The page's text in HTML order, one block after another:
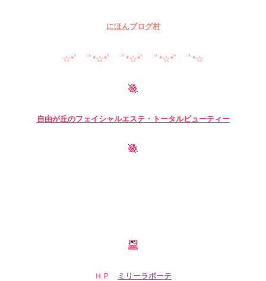
にほんブログ村
☆*ﾟ ゜ﾟ*☆*ﾟ ゜ﾟ*☆*ﾟ ゜ﾟ*☆*ﾟ ゜ﾟ*☆
自由が丘のフェイシャルエステ・トータルビューティー
ＨＰ ミリーラボーテ